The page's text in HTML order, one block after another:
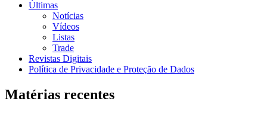
Últimas
Notícias
Vídeos
Listas
Trade
Revistas Digitais
Política de Privacidade e Proteção de Dados
Matérias recentes